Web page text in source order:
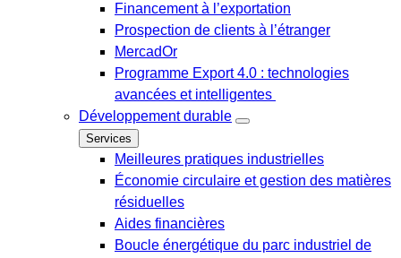
Financement à l’exportation
Prospection de clients à l’étranger
MercadOr
Programme Export 4.0 : technologies
avancées et intelligentes
Développement durable
Services
Meilleures pratiques industrielles
Économie circulaire et gestion des matières
résiduelles
Aides financières
Boucle énergétique du parc industriel de